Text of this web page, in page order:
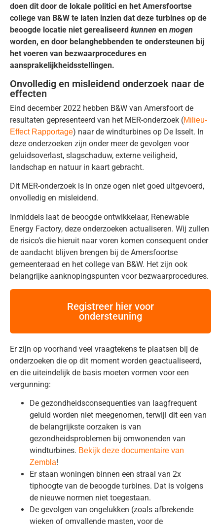
doen dit door de lokale politici en het Amersfoortse
college van B&W te laten inzien dat deze turbines op de
beoogde locatie niet gerealiseerd kunnen en mogen
worden, en door belanghebbenden te ondersteunen bij
het voeren van bezwaarprocedures en
aansprakelijkheidsstellingen.
Onvolledig en misleidend onderzoek naar de
effecten
Eind december 2022 hebben B&W van Amersfoort de
resultaten gepresenteerd van het MER-onderzoek (Milieu-
Effect Rapportage) naar de windturbines op De Isselt. In
deze onderzoeken zijn onder meer de gevolgen voor
geluidsoverlast, slagschaduw, externe veiligheid,
landschap en natuur in kaart gebracht.
Dit MER-onderzoek is in onze ogen niet goed uitgevoerd,
onvolledig en misleidend.
Inmiddels laat de beoogde ontwikkelaar, Renewable
Energy Factory, deze onderzoeken actualiseren. Wij zullen
de risico’s die hieruit naar voren komen consequent onder
de aandacht blijven brengen bij de Amersfoortse
gemeenteraad en het college van B&W. Het zijn ook
belangrijke aanknopingspunten voor bezwaarprocedures.
Registreer hier voor
ondersteuning
Er zijn op voorhand veel vraagtekens te plaatsen bij de
onderzoeken die op dit moment worden geactualiseerd,
en die uiteindelijk de basis moeten vormen voor een
vergunning:
De gezondheidsconsequenties van laagfrequent
geluid worden niet meegenomen, terwijl dit een van
de belangrijkste oorzaken is van
gezondheidsproblemen bij omwonenden van
windturbines. Bekijk deze documentaire van
Zembla!
Er staan woningen binnen een straal van 2x
tiphoogte van de beoogde turbines. Dat is volgens
de nieuwe normen niet toegestaan.
De gevolgen van ongelukken (zoals afbrekende
wieken of omvallende masten, voor de